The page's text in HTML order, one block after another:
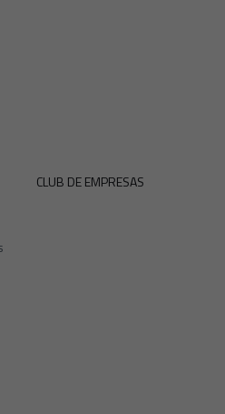
CLUB DE EMPRESAS